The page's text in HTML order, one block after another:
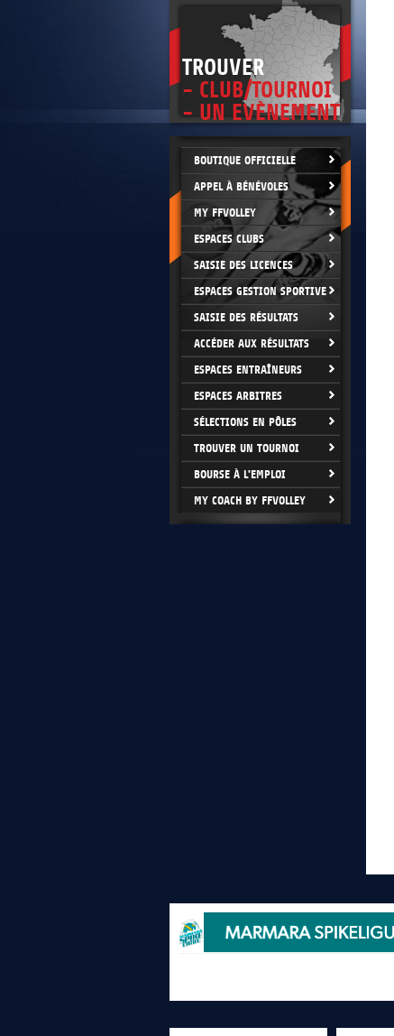
TROUVER
- CLUB/TOURNOI
- UN EVÈNEMENT
BOUTIQUE OFFICIELLE
APPEL À BÉNÉVOLES
MY FFVOLLEY
ESPACES CLUBS
SAISIE DES LICENCES
ESPACES GESTION SPORTIVE
SAISIE DES RÉSULTATS
ACCÉDER AUX RÉSULTATS
ESPACES ENTRAÎNEURS
ESPACES ARBITRES
SÉLECTIONS EN PÔLES
TROUVER UN TOURNOI
BOURSE À L'EMPLOI
MY COACH BY FFVOLLEY